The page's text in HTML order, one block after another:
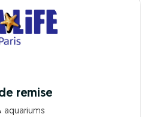
de remise
aquariums